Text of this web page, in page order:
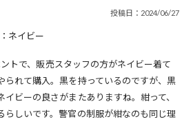
投稿日：2024/06/27
ネイビー
トで、販売スタッフの方がネイビー着て
られて購入。黒を持っているのですが、黒
ビーの良さがまたありますね。紺って、
らしいです。警官の制服が紺なのも同じ理